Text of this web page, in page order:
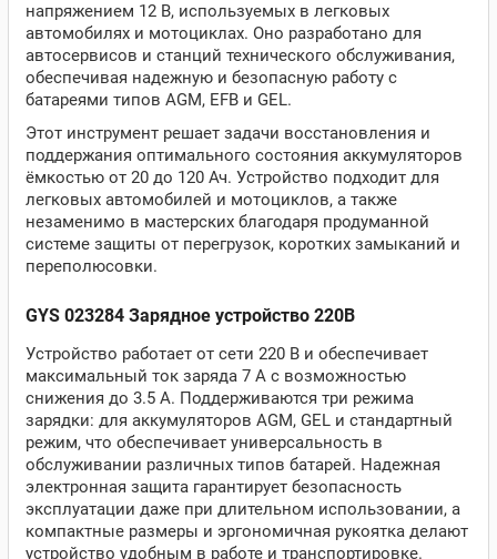
напряжением 12 В, используемых в легковых
автомобилях и мотоциклах. Оно разработано для
автосервисов и станций технического обслуживания,
обеспечивая надежную и безопасную работу с
батареями типов AGM, EFB и GEL.
Этот инструмент решает задачи восстановления и
поддержания оптимального состояния аккумуляторов
ёмкостью от 20 до 120 Ач. Устройство подходит для
легковых автомобилей и мотоциклов, а также
незаменимо в мастерских благодаря продуманной
системе защиты от перегрузок, коротких замыканий и
переполюсовки.
GYS 023284 Зарядное устройство 220В
Устройство работает от сети 220 В и обеспечивает
максимальный ток заряда 7 А с возможностью
снижения до 3.5 А. Поддерживаются три режима
зарядки: для аккумуляторов AGM, GEL и стандартный
режим, что обеспечивает универсальность в
обслуживании различных типов батарей. Надежная
электронная защита гарантирует безопасность
эксплуатации даже при длительном использовании, а
компактные размеры и эргономичная рукоятка делают
устройство удобным в работе и транспортировке.